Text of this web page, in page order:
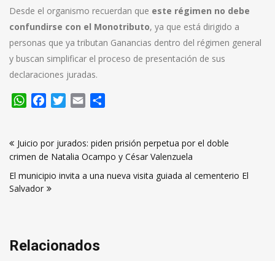
Desde el organismo recuerdan que este régimen no debe
confundirse con el Monotributo, ya que está dirigido a
personas que ya tributan Ganancias dentro del régimen general
y buscan simplificar el proceso de presentación de sus
declaraciones juradas.
WhatsApp
FacebookTwitter
Email
de
entradas
Juicio por jurados: piden prisión perpetua por el doble
crimen de Natalia Ocampo y César Valenzuela
El municipio invita a una nueva visita guiada al cementerio El
Salvador
Relacionados